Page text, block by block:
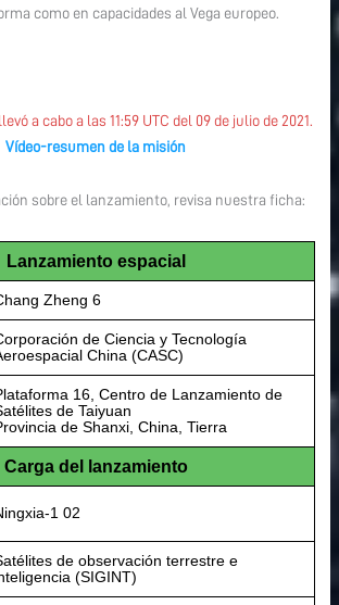
como en capacidades al Vega europeo.
a cabo a las 11:59 UTC del 09 de julio de 2021.
Vídeo-resumen de la misión
sobre el lanzamiento, revisa nuestra ficha:
Lanzamiento espacial
Zheng 6
de Ciencia y Tecnología
China (CASC)
16, Centro de Lanzamiento de
de Taiyuan
de Shanxi, China, Tierra
Carga del lanzamiento
1 02
de observación terrestre e
(SIGINT)